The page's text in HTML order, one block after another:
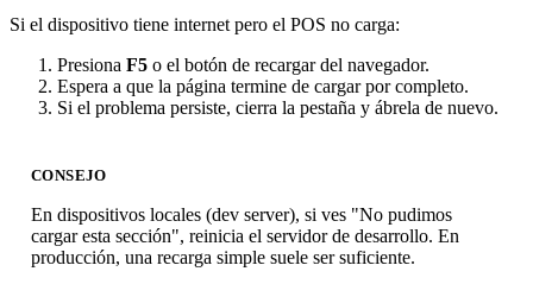
Si el dispositivo tiene internet pero el POS no carga:
Presiona F5 o el botón de recargar del navegador.
Espera a que la página termine de cargar por completo.
Si el problema persiste, cierra la pestaña y ábrela de nuevo.
CONSEJO
En dispositivos locales (dev server), si ves "No pudimos
cargar esta sección", reinicia el servidor de desarrollo. En
producción, una recarga simple suele ser suficiente.